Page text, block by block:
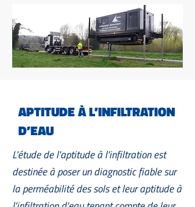
APTITUDE À L’INFILTRATION
D’EAU
L'étude de l'aptitude à l'infiltration est
destinée à poser un diagnostic fiable sur
la perméabilité des sols et leur aptitude à